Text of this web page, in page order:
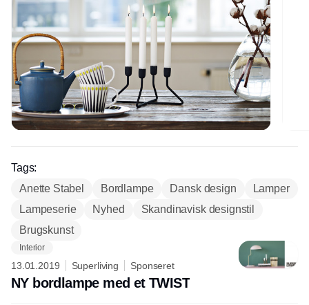
Tags:
Anette Stabel
Bordlampe Dansk design
Lamper
Lampeserie
Nyhed
Skandinavisk designstil
Brugskunst
Interior
13.01.2019 Superliving Sponseret
NY bordlampe med et TWIST